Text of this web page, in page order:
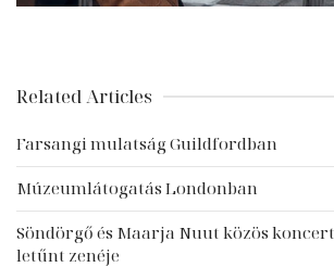
Related Articles
Farsangi mulatság Guildfordban
Múzeumlátogatás Londonban
Söndörgő és Maarja Nuut közös
letűnt zenéje